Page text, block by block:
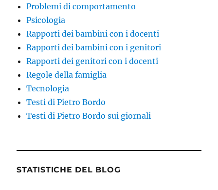
Problemi di comportamento
Psicologia
Rapporti dei bambini con i docenti
Rapporti dei bambini con i genitori
Rapporti dei genitori con i docenti
Regole della famiglia
Tecnologia
Testi di Pietro Bordo
Testi di Pietro Bordo sui giornali
STATISTICHE DEL BLOG